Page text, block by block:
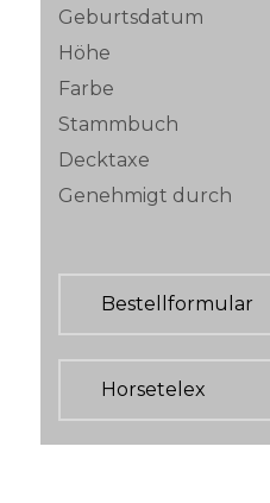
Geburtsdatum
Höhe
Farbe
Stammbuch
Decktaxe
Genehmigt durch
Bestellformular
Horsetelex